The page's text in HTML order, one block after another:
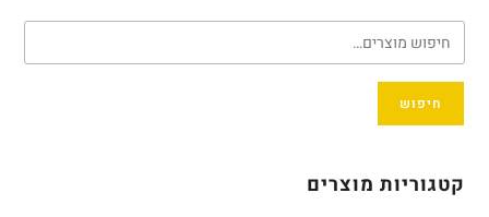
חיפוש
קטגוריות מוצרים